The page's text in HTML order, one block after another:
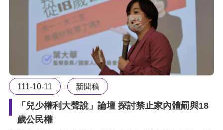
111-10-11 新聞稿
「兒少權利大聲說」論壇 探討禁止家內體罰與18
歲公民權